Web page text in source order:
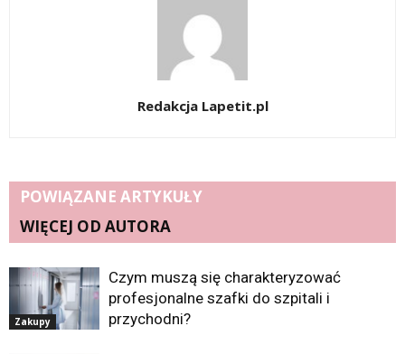
Redakcja Lapetit.pl
POWIĄZANE ARTYKUŁY
WIĘCEJ OD AUTORA
Zakupy
Czym muszą się charakteryzować
profesjonalne szafki do szpitali i
przychodni?